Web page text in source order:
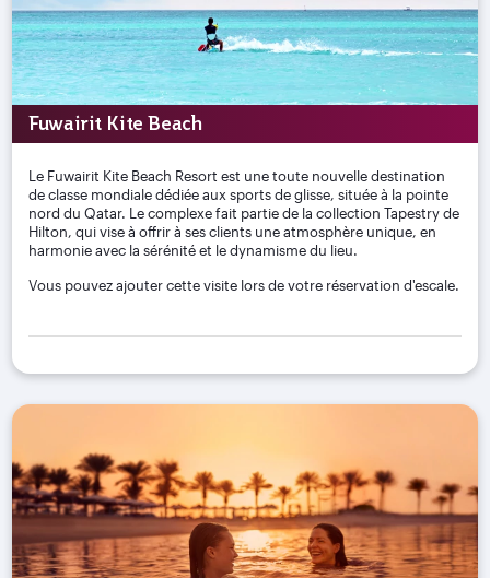
Fuwairit Kite Beach
Le Fuwairit Kite Beach Resort est une toute nouvelle destination
de classe mondiale dédiée aux sports de glisse, située à la pointe
nord du Qatar. Le complexe fait partie de la collection Tapestry de
Hilton, qui vise à offrir à ses clients une atmosphère unique, en
harmonie avec la sérénité et le dynamisme du lieu.
Vous pouvez ajouter cette visite lors de votre réservation d'escale.